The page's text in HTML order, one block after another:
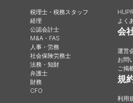
税理士・税務スタッフ
経理
公認会計士
M&A・FAS
人事・労務
社会保険労務士
法務・知財
弁護士
財務
CFO
よく
会
運営
お問
ご掲
規
利用